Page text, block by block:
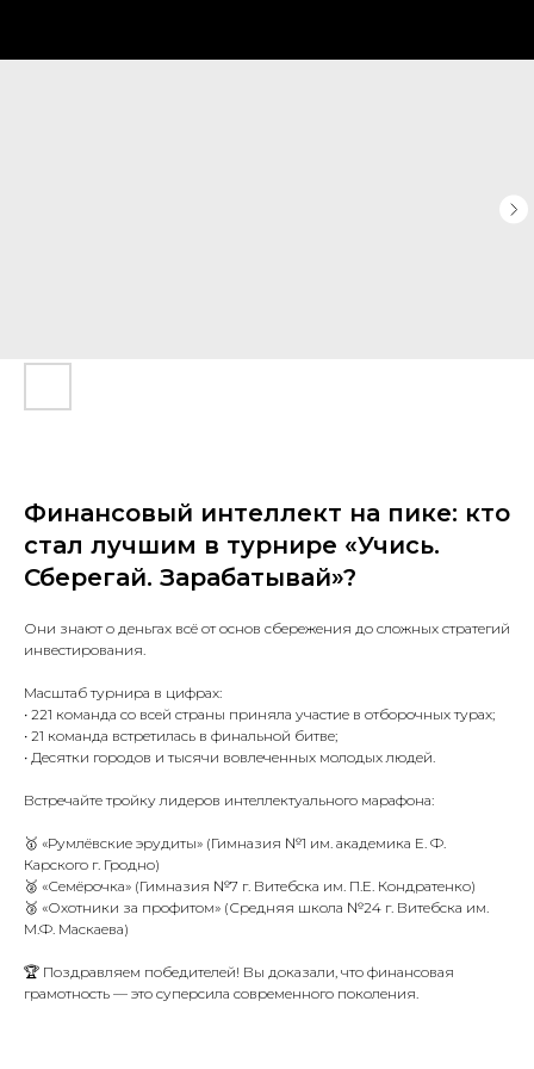
Финансовый интеллект на пике: кто
стал лучшим в турнире «Учись.
Сберегай. Зарабатывай»?
Они знают о деньгах всё от основ сбережения до сложных стратегий
инвестирования.
Масштаб турнира в цифрах:
• 221 команда со всей страны приняла участие в отборочных турах;
• 21 команда встретилась в финальной битве;
• Десятки городов и тысячи вовлеченных молодых людей.
Встречайте тройку лидеров интеллектуального марафона:
🥇 «Румлёвские эрудиты» (Гимназия №1 им. академика Е. Ф.
Карского г. Гродно)
🥈 «Семёрочка» (Гимназия №7 г. Витебска им. П.Е. Кондратенко)
🥉 «Охотники за профитом» (Средняя школа №24 г. Витебска им.
М.Ф. Маскаева)
🏆 Поздравляем победителей! Вы доказали, что финансовая
грамотность — это суперсила современного поколения.